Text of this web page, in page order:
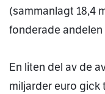
(sammanlagt 18,4
fonderade
En liten del av de
miljarder euro gick